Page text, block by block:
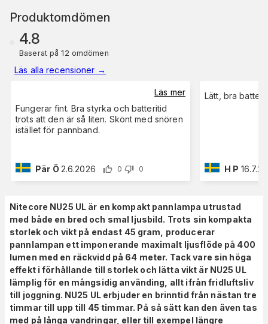
Produktomdömen
4.8
Baserat på 12 omdömen
Läs alla recensioner →
Läs mer
Fungerar fint. Bra styrka och batteritid
trots att den är så liten. Skönt med snören
istället för pannband.
Pär Ö 2.6.2026 0 0
Lätt, bra
H P
Nitecore NU25 UL är en kompakt pannlampa utrustad
med både en bred och smal ljusbild. Trots sin kompakta
storlek och vikt på endast 45 gram, producerar
pannlampan ett imponerande maximalt ljusflöde på 400
lumen med en räckvidd på 64 meter. Tack vare sin höga
effekt i förhållande till storlek och lätta vikt är NU25 UL
lämplig för en mångsidig använding, allt ifrån fridluftsliv
till joggning. NU25 UL erbjuder en brinntid från nästan tre
timmar till upp till 45 timmar. På så sätt kan den även tas
med på långa vandringar, eller till exempel längre